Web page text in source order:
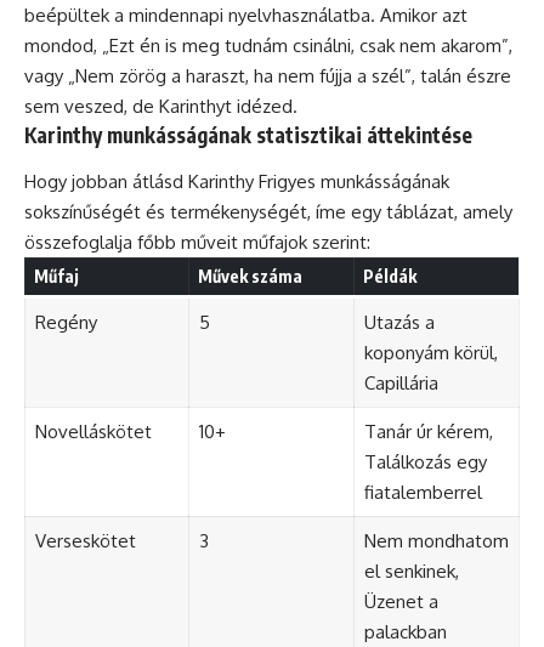
beépültek a mindennapi nyelvhasználatba. Amikor azt
mondod, „Ezt én is meg tudnám csinálni, csak nem akarom”,
vagy „Nem zörög a haraszt, ha nem fújja a szél”, talán észre
sem veszed, de Karinthyt idézed.
Karinthy munkásságának statisztikai áttekintése
Hogy jobban átlásd Karinthy Frigyes munkásságának
sokszínűségét és termékenységét, íme egy táblázat, amely
összefoglalja főbb műveit műfajok szerint:
Műfaj Művek száma Példák
Regény 5
Utazás a
koponyám körül,
Capillária
Novelláskötet 10+
Tanár úr kérem,
Találkozás egy
fiatalemberrel
Verseskötet 3
Nem mondhatom
el senkinek,
Üzenet a
palackban